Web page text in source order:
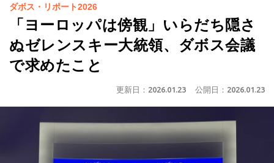
ダボス・リポート2026
「ヨーロッパは傍観」いらだち隠さ
ぬゼレンスキー大統領、ダボス会議
で求めたこと
更新日： 2026.01.23 公開日： 2026.01.23